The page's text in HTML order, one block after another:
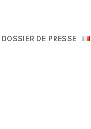
DOSSIER DE PRESSE